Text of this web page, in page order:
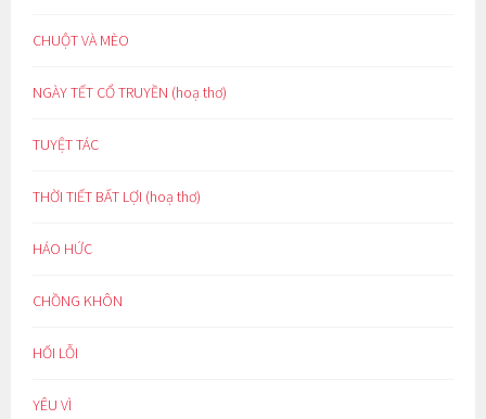
CHUỘT VÀ MÈO
NGÀY TẾT CỔ TRUYỀN (hoạ thơ)
TUYỆT TÁC
THỜI TIẾT BẤT LỢI (hoạ thơ)
HÁO HỨC
CHỒNG KHÔN
HỐI LỖI
YÊU VÌ